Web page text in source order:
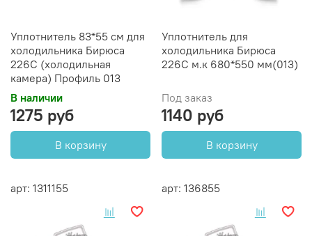
Уплотнитель 83*55 см для
холодильника Бирюса
226С (холодильная
камера) Профиль 013
В наличии
1275 руб
В корзину
Уплотнитель для
холодильника Бирюса
226С м.к 680*550 мм(013)
Под заказ
1140 руб
В корзину
арт: 1311155 арт: 136855